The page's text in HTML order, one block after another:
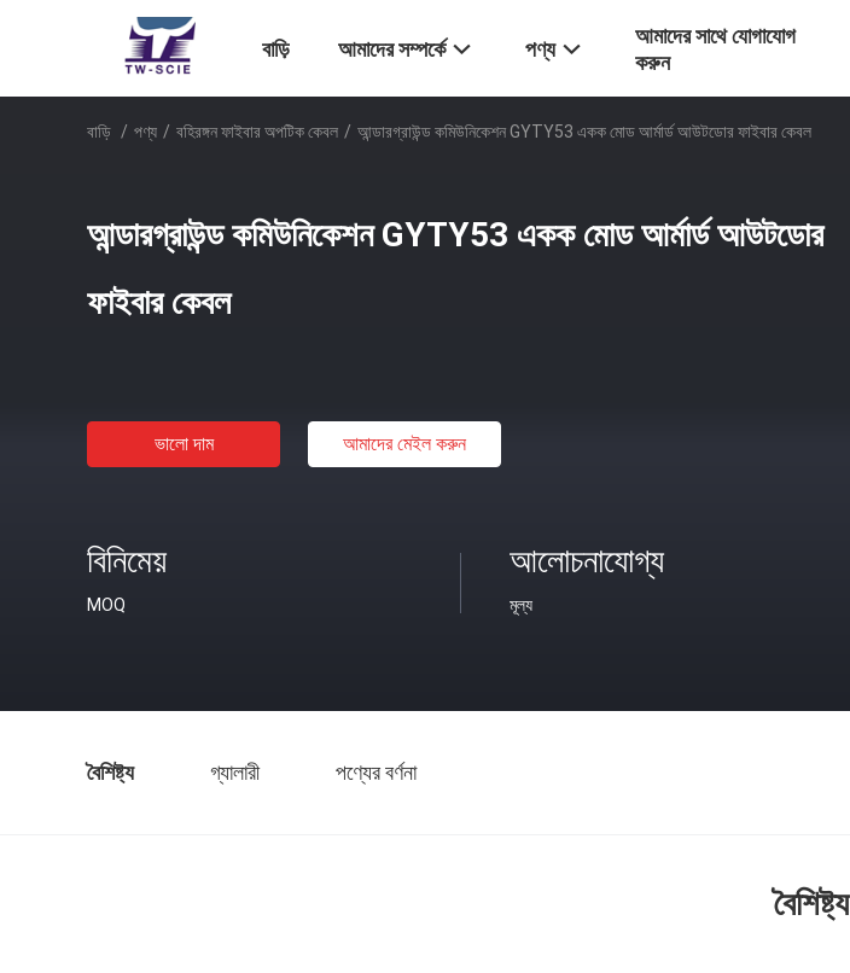
বাড়ি আমাদের সম্পর্কে পণ্য
আমাদের সাথে যোগাযোগ
করুন
বাড়ি / পণ্য / বহিরঙ্গন ফাইবার অপটিক কেবল / আন্ডারগ্রাউন্ড কমিউনিকেশন GYTY53 একক মোড আর্মার্ড আউটডোর ফাইবার কেবল
আন্ডারগ্রাউন্ড কমিউনিকেশন GYTY53 একক মোড আর্মার্ড আউটডোর
ফাইবার কেবল
ভালো দাম আমাদের মেইল ​​করুন
বিনিমেয়
MOQ
আলোচনাযোগ্য
মূল্য
বৈশিষ্ট্য গ্যালারী পণ্যের বর্ণনা
বৈশিষ্ট্য